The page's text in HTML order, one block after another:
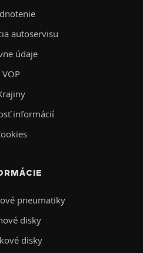
autoservisu
údaje
VOP
informácií
pneumatiky
disky
disky